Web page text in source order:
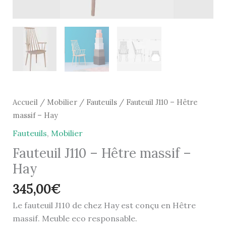
Accueil / Mobilier/ Fauteuils/ Fauteuil J110 – Hêtre
massif – Hay
Fauteuils, Mobilier
Fauteuil J110 – Hêtre massif –
Hay
345,00€
Le fauteuil J110 de chez Hay est conçu en Hêtre
massif. Meuble eco responsable.